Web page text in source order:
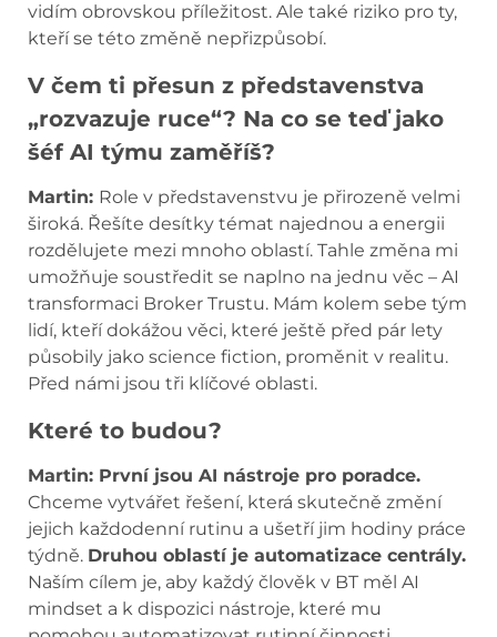
vidím obrovskou příležitost. Ale také riziko pro ty,
kteří se této změně nepřizpůsobí.
V čem ti přesun z představenstva
„rozvazuje ruce“? Na co se teď jako
šéf AI týmu zaměříš?
Martin: Role v představenstvu je přirozeně velmi
široká. Řešíte desítky témat najednou a energii
rozdělujete mezi mnoho oblastí. Tahle změna mi
umožňuje soustředit se naplno na jednu věc – AI
transformaci Broker Trustu. Mám kolem sebe tým
lidí, kteří dokážou věci, které ještě před pár lety
působily jako science fiction, proměnit v realitu.
Před námi jsou tři klíčové oblasti.
Které to budou?
Martin: První jsou AI nástroje pro poradce.
Chceme vytvářet řešení, která skutečně změní
jejich každodenní rutinu a ušetří jim hodiny práce
týdně. Druhou oblastí je automatizace centrály.
Naším cílem je, aby každý člověk v BT měl AI
mindset a k dispozici nástroje, které mu